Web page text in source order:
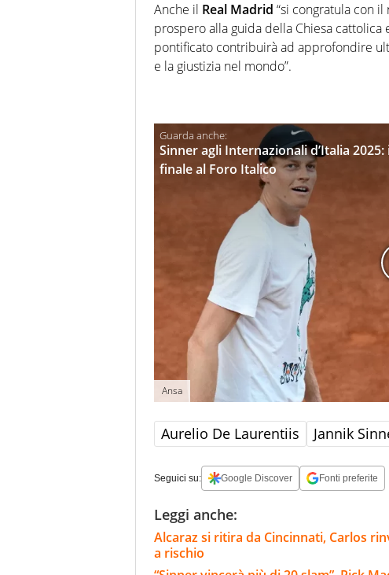
Anche il Real Madrid “si congratula con
prospero alla guida della Chiesa
pontificato contribuirà ad approfondire
e la giustizia nel mondo”.
Sinner agli Internazionali d’Italia
finale al Foro Italico
Ansa
Aurelio De Laurentiis Jannik
Seguici su: Google Discover Fonti preferite
Leggi anche:
Alcaraz si ritira da Cincinnati, Carlos
a rischio